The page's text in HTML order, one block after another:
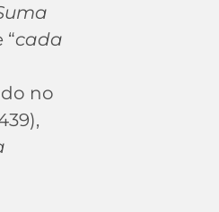
cada
no